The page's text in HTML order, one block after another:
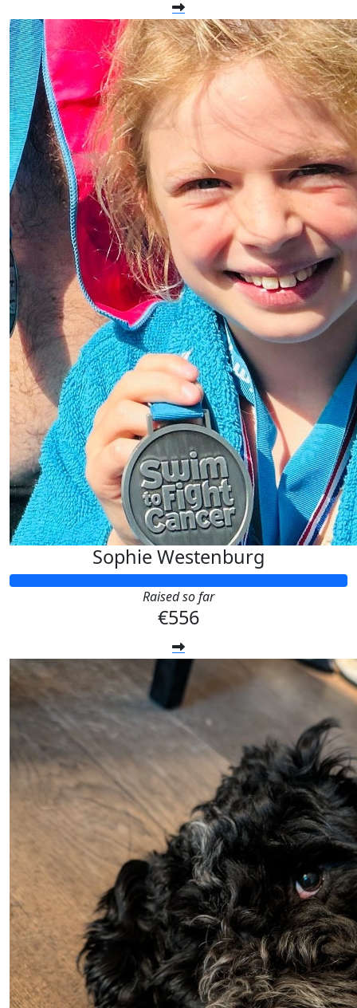
Sophie Westenburg
Raised so far
€556